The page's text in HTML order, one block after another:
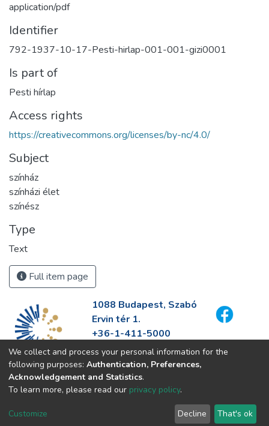
application/pdf
Identifier
792-1937-10-17-Pesti-hirlap-001-001-gizi0001
Is part of
Pesti hírlap
Access rights
https://creativecommons.org/licenses/by-nc/4.0/
Subject
színház
színházi élet
színész
Type
Text
Full item page
1088 Budapest, Szabó
Ervin tér 1.
+36-1-411-5000
info@fszek.hu
https://fszek.hu
We collect and process your personal information for the
following purposes: Authentication, Preferences,
Acknowledgement and Statistics.
To learn more, please read our privacy policy.
Customize Decline That's ok